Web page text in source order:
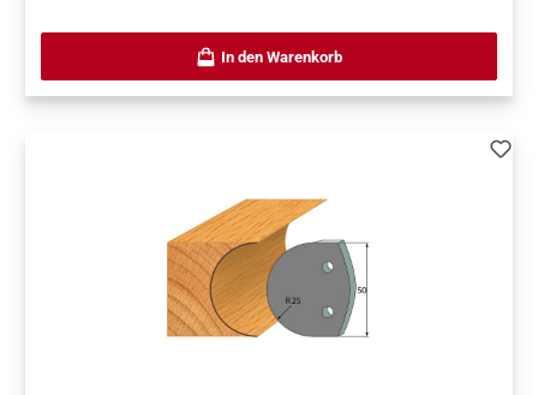
In den Warenkorb